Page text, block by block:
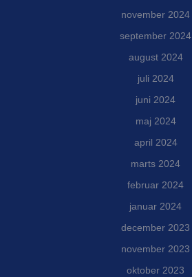
november 2024
september 2024
august 2024
juli 2024
juni 2024
maj 2024
april 2024
marts 2024
februar 2024
januar 2024
december 2023
november 2023
oktober 2023